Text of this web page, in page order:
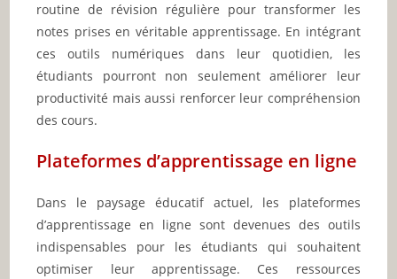
routine de révision régulière pour transformer les
notes prises en véritable apprentissage. En intégrant
ces outils numériques dans leur quotidien, les
étudiants pourront non seulement améliorer leur
productivité mais aussi renforcer leur compréhension
des cours.
Plateformes d’apprentissage en ligne
Dans le paysage éducatif actuel, les plateformes
d’apprentissage en ligne sont devenues des outils
indispensables pour les étudiants qui souhaitent
optimiser leur apprentissage. Ces ressources